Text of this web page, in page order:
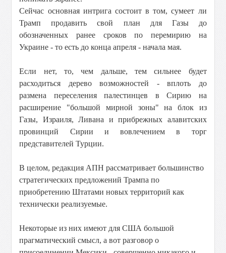
Сейчас основная интрига состоит в том, сумеет ли
Трамп продавить свой план для Газы до
обозначенных ранее сроков по перемирию на
Украине - то есть до конца апреля - начала мая.
Если нет, то, чем дальше, тем сильнее будет
расходиться дерево возможностей - вплоть до
размена переселения палестинцев в Сирию на
расширение "большой мирной зоны" на блок из
Газы, Израиля, Ливана и прибрежных алавитских
провинций Сирии и вовлечением в торг
представителей Турции.
В целом, редакция АПН рассматривает большинство
стратегических предложений Трампа по
приобретению Штатами новых территорий как
технически реализуемые.
Некоторые из них имеют для США большой
прагматический смысл, а вот разговор о